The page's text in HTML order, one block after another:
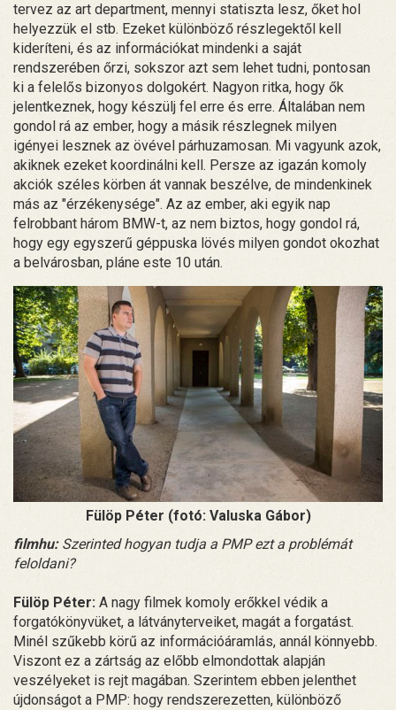
tervez az art department, mennyi statiszta lesz, őket hol
helyezzük el stb. Ezeket különböző részlegektől kell
kideríteni, és az információkat mindenki a saját
rendszerében őrzi, sokszor azt sem lehet tudni, pontosan
ki a felelős bizonyos dolgokért. Nagyon ritka, hogy ők
jelentkeznek, hogy készülj fel erre és erre. Általában nem
gondol rá az ember, hogy a másik részlegnek milyen
igényei lesznek az övével párhuzamosan. Mi vagyunk azok,
akiknek ezeket koordinálni kell. Persze az igazán komoly
akciók széles körben át vannak beszélve, de mindenkinek
más az "érzékenysége". Az az ember, aki egyik nap
felrobbant három BMW-t, az nem biztos, hogy gondol rá,
hogy egy egyszerű géppuska lövés milyen gondot okozhat
a belvárosban, pláne este 10 után.
Fülöp Péter (fotó: Valuska Gábor)
filmhu:Szerinted hogyan tudja a PMP ezt a problémát
feloldani?
Fülöp Péter: A nagy filmek komoly erőkkel védik a
forgatókönyvüket, a látványterveiket, magát a forgatást.
Minél szűkebb körű az információáramlás, annál könnyebb.
Viszont ez a zártság az előbb elmondottak alapján
veszélyeket is rejt magában. Szerintem ebben jelenthet
újdonságot a PMP: hogy rendszerezetten, különböző